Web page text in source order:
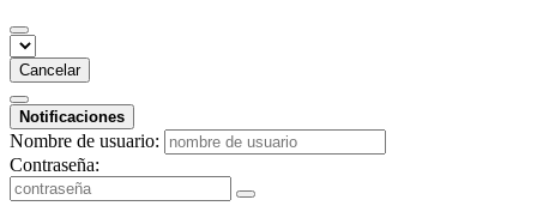
Cancelar
Notificaciones
Nombre de usuario:
Contraseña: